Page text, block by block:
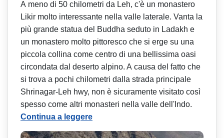
A meno di 50 chilometri da Leh, c'è un monastero
Likir molto interessante nella valle laterale. Vanta la
più grande statua del Buddha seduto in Ladakh e
un monastero molto pittoresco che si erge su una
piccola collina come centro di una bellissima oasi
circondata dal deserto alpino. A causa del fatto che
si trova a pochi chilometri dalla strada principale
Shrinagar-Leh hwy, non è sicuramente visitato così
spesso come altri monasteri nella valle dell'Indo.
Continua a leggere